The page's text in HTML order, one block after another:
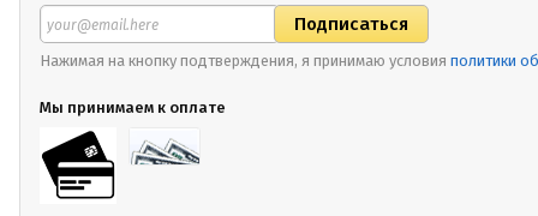
Нажимая на кнопку подтверждения, я принимаю условия политики
Мы принимаем к оплате